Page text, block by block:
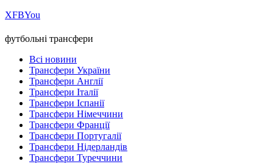
ХFBYou
футбольні трансфери
Всі новини
Трансфери України
Трансфери Англії
Трансфери Італії
Трансфери Іспанії
Трансфери Німеччини
Трансфери Франції
Трансфери Португалії
Трансфери Нідерландів
Трансфери Туреччини